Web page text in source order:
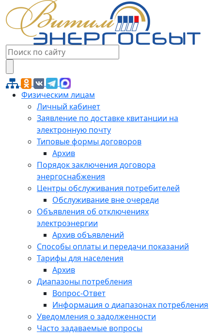
Физическим лицам
Личный кабинет
Заявление по доставке квитанции на
электронную почту
Типовые формы договоров
Архив
Порядок заключения договора
энергоснабжения
Центры обслуживания потребителей
Обслуживание вне очереди
Объявления об отключениях
электроэнергии
Архив объявлений
Способы оплаты и передачи показаний
Тарифы для населения
Архив
Диапазоны потребления
Вопрос-Ответ
Информация о диапазонах потребления
Уведомления о задолженности
Часто задаваемые вопросы